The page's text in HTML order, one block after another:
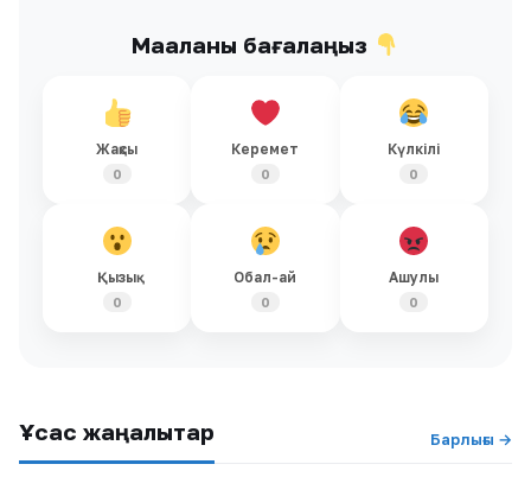
Мақаланы бағалаңыз
Жақсы
0
Керемет
0
Күлкілі
0
Қызық
0
Обал-ай
0
Ашулы
0
Ұқсас жаңалықтар Барлығы →